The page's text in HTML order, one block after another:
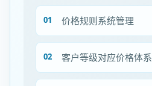
价格规则系统管理
客户等级对应价格体系